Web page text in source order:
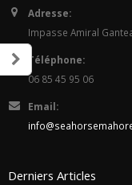
Adresse:
Impasse Amiral
Téléphone:
06 85 45 95 06
Email:
Derniers Articles